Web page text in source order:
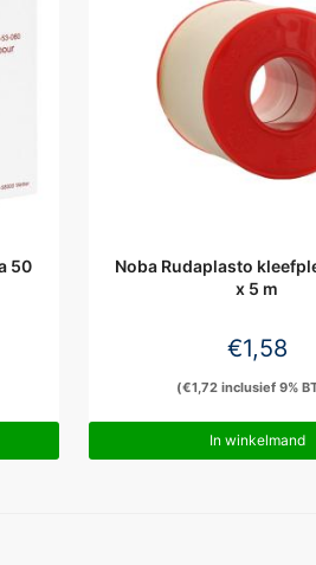
50
Noba Rudaplasto
x 5 m
€1,58
(€1,72 inclusief 9%
In winkelmand